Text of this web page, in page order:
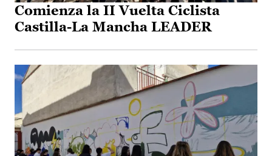
Comienza la II Vuelta Ciclista
Castilla-La Mancha LEADER